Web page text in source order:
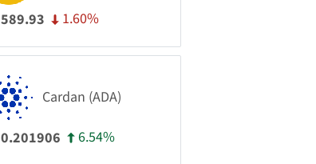
589.93 1.60%
Cardan (ADA)
0.201906 6.54%